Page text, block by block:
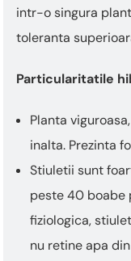
intr-o singura
toleranta
Particularitatile
Planta
inalta. Prezinta
Stiuletii sunt
peste 40 boabe
fiziologica,
nu retine apa